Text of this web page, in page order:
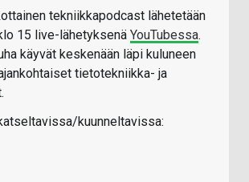
tekniikkapodcast lähetetään
15 live-lähetyksenä YouTubessa.
käyvät keskenään läpi kuluneen
tietotekniikka- ja
kuunneltavissa: